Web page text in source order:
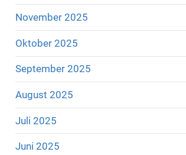
November 2025
Oktober 2025
September 2025
August 2025
Juli 2025
Juni 2025